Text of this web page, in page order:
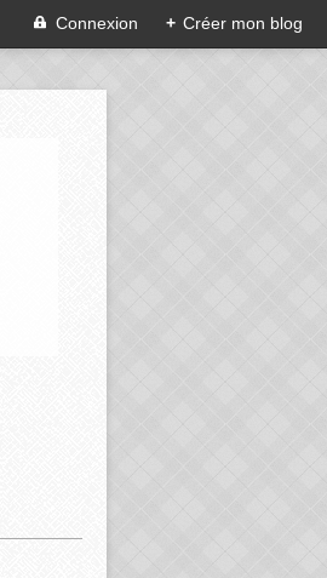
Connexion + Créer mon blog